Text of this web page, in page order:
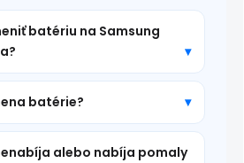
batériu na Samsung
batérie?
alebo nabíja pomaly